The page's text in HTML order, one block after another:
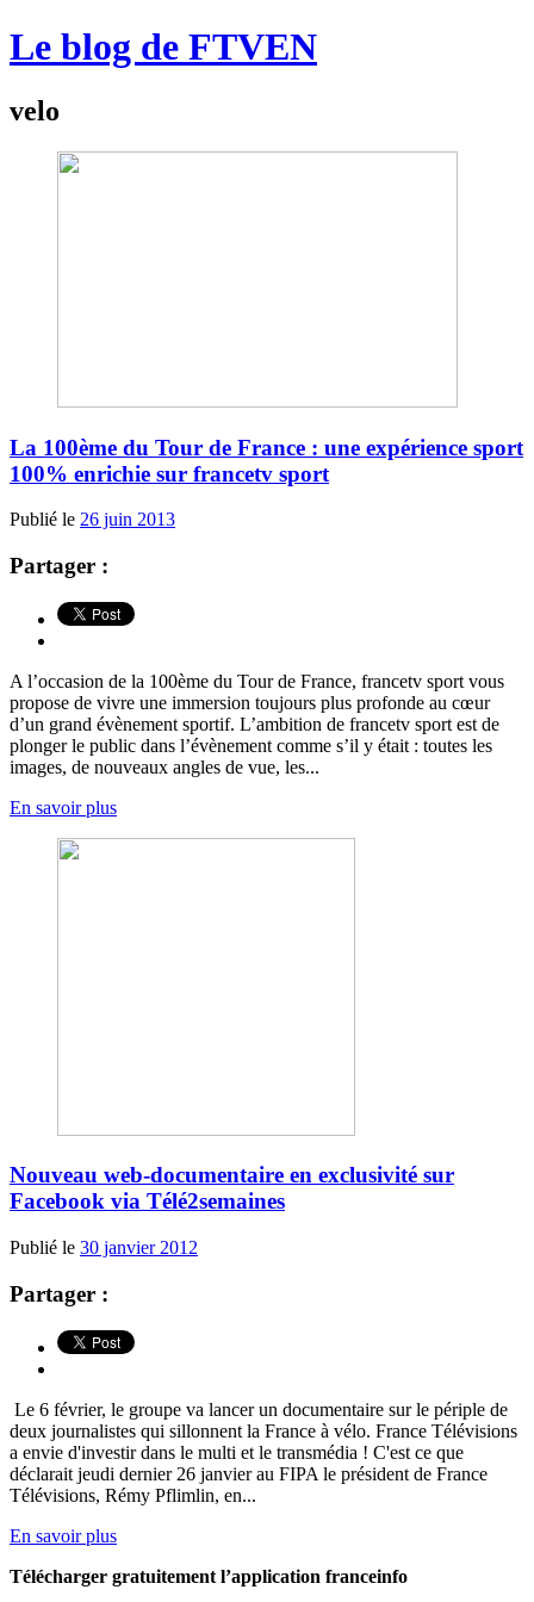
Le blog de FTVEN
velo
La 100ème du Tour de France : une expérience sport
100% enrichie sur francetv sport
Publié le 26 juin 2013
Partager :
A l’occasion de la 100ème du Tour de France, francetv sport vous
propose de vivre une immersion toujours plus profonde au cœur
d’un grand évènement sportif. L’ambition de francetv sport est de
plonger le public dans l’évènement comme s’il y était : toutes les
images, de nouveaux angles de vue, les...
En savoir plus
Nouveau web-documentaire en exclusivité sur
Facebook via Télé2semaines
Publié le 30 janvier 2012
Partager :
Le 6 février, le groupe va lancer un documentaire sur le périple de
deux journalistes qui sillonnent la France à vélo. France Télévisions
a envie d'investir dans le multi et le transmédia ! C'est ce que
déclarait jeudi dernier 26 janvier au FIPA le président de France
Télévisions, Rémy Pflimlin, en...
En savoir plus
Télécharger gratuitement l’application franceinfo